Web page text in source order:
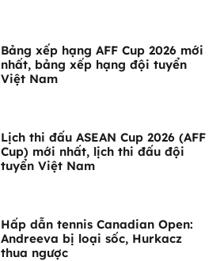
Bảng xếp hạng AFF Cup 2026 mới
nhất, bảng xếp hạng đội tuyển
Việt Nam
Lịch thi đấu ASEAN Cup 2026 (AFF
Cup) mới nhất, lịch thi đấu đội
tuyển Việt Nam
Hấp dẫn tennis Canadian Open:
Andreeva bị loại sốc, Hurkacz
thua ngược